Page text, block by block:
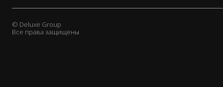
© Deluxe Group
Все права защищены